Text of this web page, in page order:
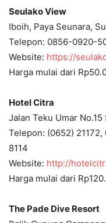
Seulako View
Iboih, Paya Seunara,
Telepon: 0856-0920-
Website: https://
Harga mulai dari
Hotel Citra
Jalan Teku Umar No.15
Telepon: (0652)
8114
Website: http://
Harga mulai dari
The Pade Dive Resort